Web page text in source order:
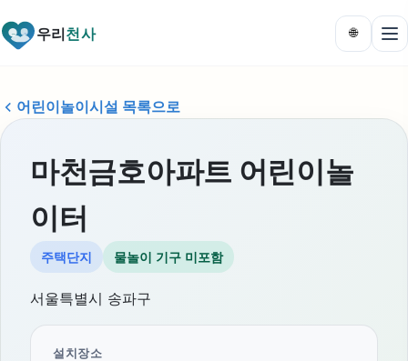
우리천사 🌐
어린이놀이시설 목록으로
마천금호아파트 어린이놀
이터
주택단지 물놀이 기구 미포함
서울특별시 송파구
설치장소